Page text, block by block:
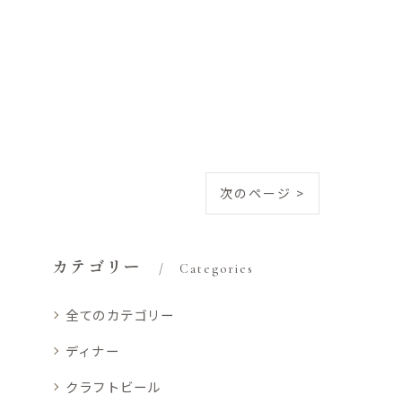
次のページ >
カテゴリー Categories
全てのカテゴリー
ディナー
クラフトビール